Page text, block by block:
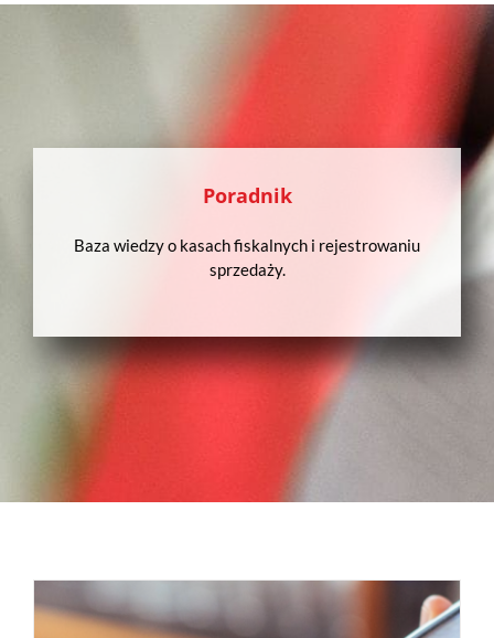
Poradnik
Baza wiedzy o kasach fiskalnych i rejestrowaniu
sprzedaży.